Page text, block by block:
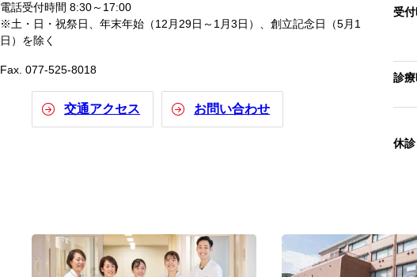
電話受付時間 8:30～17:00
※土・日・祝祭日、年末年始（12月29日～1月3日）、創立記念日（5月1
日）を除く
Fax. 077-525-8018
交通アクセス お問い合わせ
受
診
休診